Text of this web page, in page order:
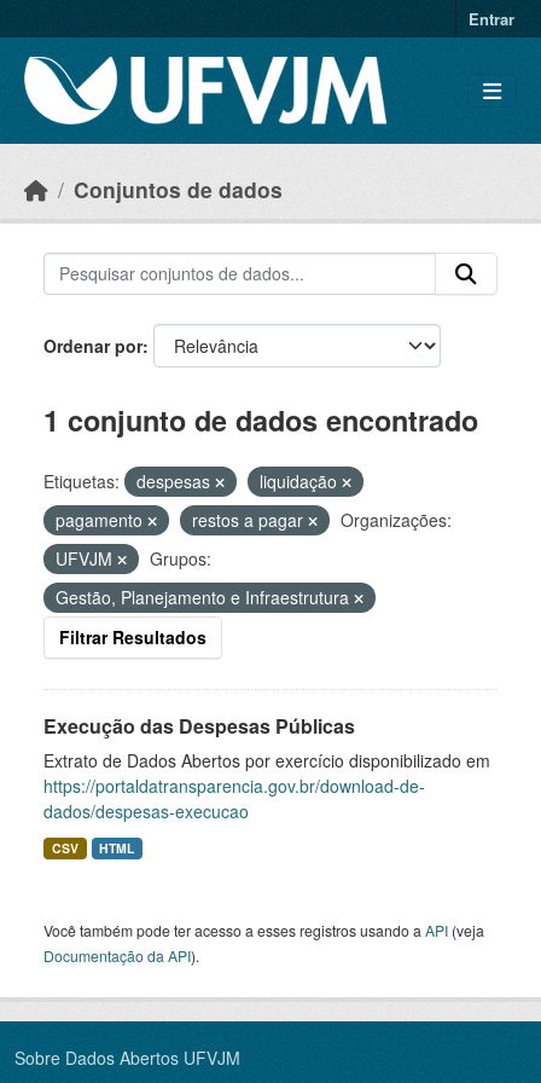
Entrar
Conjuntos de dados
Ordenar por
1 conjunto de dados encontrado
Etiquetas: despesas
liquidação
pagamento
restos a pagar
Organizações:
UFVJM
Grupos:
Gestão, Planejamento e Infraestrutura
Filtrar Resultados
Execução das Despesas Públicas
Extrato de Dados Abertos por exercício disponibilizado em
https://portaldatransparencia.gov.br/download-de-
dados/despesas-execucao
CSV HTML
Você também pode ter acesso a esses registros usando a API (veja
Documentação da API).
Sobre Dados Abertos UFVJM